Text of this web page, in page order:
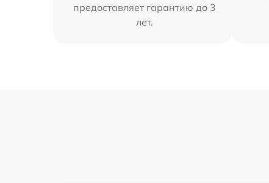
предоставляет гарантию до 3
лет.